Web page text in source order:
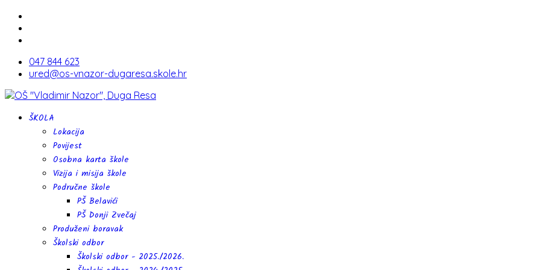
047 844 623
ured@os-vnazor-dugaresa.skole.hr
ŠKOLA
Lokacija
Povijest
Osobna karta škole
Vizija i misija škole
Područne škole
PŠ Belavići
PŠ Donji Zvečaj
Produženi boravak
Školski odbor
Školski odbor - 2025./2026.